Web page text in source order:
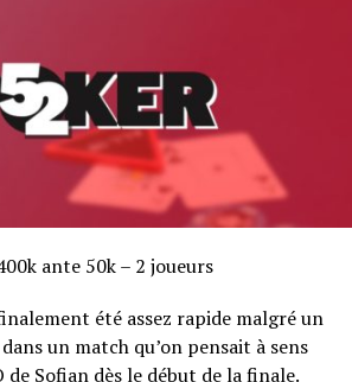
ante 50k – 2 joueurs
été assez rapide malgré un
un match qu’on pensait à sens
de Sofian dès le début de la finale.